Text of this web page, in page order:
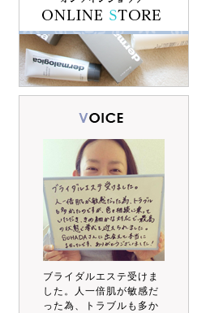
ブライダルエステ受けま
した。人一倍肌が敏感だ
った為、トラブルも多か